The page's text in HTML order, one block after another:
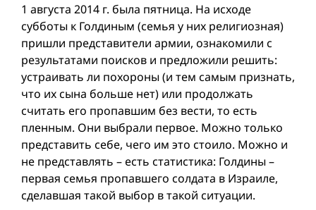
1 августа 2014 г. была пятница. На исходе
субботы к Голдиным (семья у них религиозная)
пришли представители армии, ознакомили с
результатами поисков и предложили решить:
устраивать ли похороны (и тем самым признать,
что их сына больше нет) или продолжать
считать его пропавшим без вести, то есть
пленным. Они выбрали первое. Можно только
представить себе, чего им это стоило. Можно и
не представлять – есть статистика: Голдины –
первая семья пропавшего солдата в Израиле,
сделавшая такой выбор в такой ситуации.